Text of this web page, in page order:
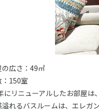
の広さ：49㎡
150室
にリニューアルしたお部屋は
溢れるバスルームは、エレガ